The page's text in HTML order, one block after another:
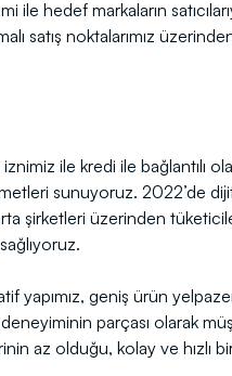
hedef markaların
satış noktalarımız
ile kredi ile bağlantılı
sunuyoruz. 2022’de
şirketleri üzerinden
yapımız, geniş ürün
deneyiminin parçası olarak
az olduğu, kolay ve hızlı